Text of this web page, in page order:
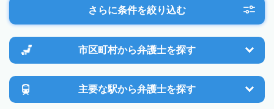
さらに条件を絞り込む
市区町村から弁護士を探す
主要な駅から弁護士を探す